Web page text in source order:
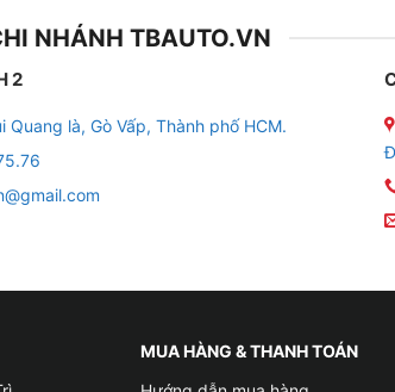
âm có tính đàn hồi cao để hấp thụ
động âm thanh
thước 50cm x 70cm phù hợp dán các
NHÁNH TBAUTO.VN
2
Quang là, Gò Vấp, Thành phố HCM.
MUA HÀNG & THANH TOÁN